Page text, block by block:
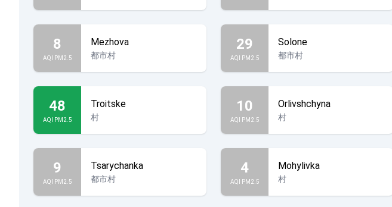
8
AQI PM2.5
Mezhova
都市村
29
AQI PM2.5
Solone
都市村
48
AQI PM2.5
Troitske
村
10
AQI PM2.5
Orlivshchyna
村
9
AQI PM2.5
Tsarychanka
都市村
4
AQI PM2.5
Mohylivka
村